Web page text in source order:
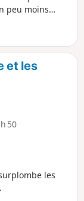
peu moins
et les
50
les